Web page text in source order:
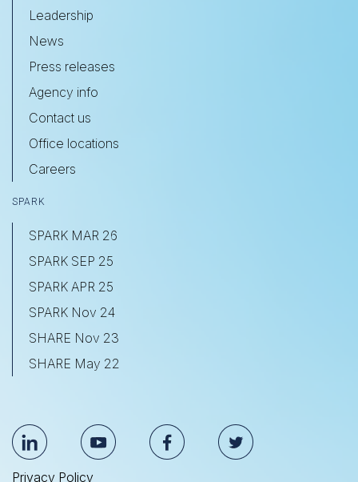
Leadership
News
Press releases
Agency info
Contact us
Office locations
Careers
SPARK
SPARK MAR 26
SPARK SEP 25
SPARK APR 25
SPARK Nov 24
SHARE Nov 23
SHARE May 22
Privacy Policy